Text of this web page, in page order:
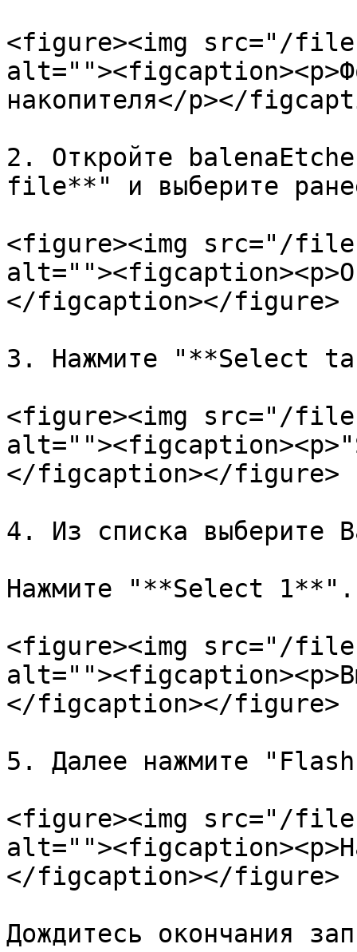
<figure><img src="/files/
накопителя</p></
2. Откройте
file**" и выберите
<figure><img src="/files/
</figcaption></figure>
3. Нажмите "**Select
<figure><img src="/files/
</figcaption></figure>
4. Из списка выберите
Нажмите "**Select 1**".
<figure><img src="/files/
</figcaption></figure>
5. Далее нажмите
<figure><img src="/
</figcaption></figure>
Дождитесь окончания